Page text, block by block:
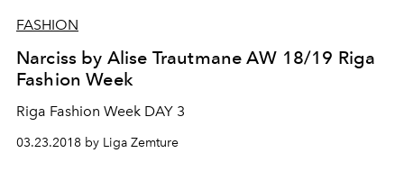
FASHION
Narciss by Alise Trautmane AW 18/19 Riga
Fashion Week
Riga Fashion Week DAY 3
03.23.2018 by Liga Zemture